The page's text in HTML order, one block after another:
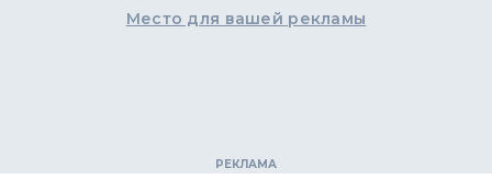
Место для вашей рекламы